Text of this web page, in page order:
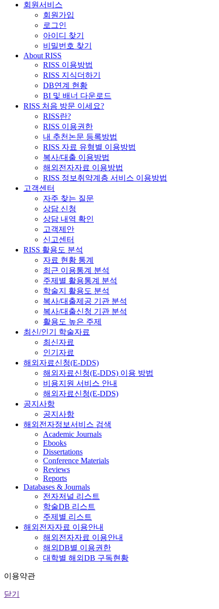
회원서비스
회원가입
로그인
아이디 찾기
비밀번호 찾기
About RISS
RISS 이용방법
RISS 지식더하기
DB연계 현황
BI 및 배너 다운로드
RISS 처음 방문 이세요?
RISS란?
RISS 이용권한
내 추천논문 등록방법
RISS 자료 유형별 이용방법
복사/대출 이용방법
해외전자자료 이용방법
RISS 정보취약계층 서비스 이용방법
고객센터
자주 찾는 질문
상담 신청
상담 내역 확인
고객제안
신고센터
RISS 활용도 분석
자료 현황 통계
최근 이용통계 분석
주제별 활용통계 분석
학술지 활용도 분석
복사/대출제공 기관 분석
복사/대출신청 기관 분석
활용도 높은 주제
최신/인기 학술자료
최신자료
인기자료
해외자료신청(E-DDS)
해외자료신청(E-DDS) 이용 방법
비용지원 서비스 안내
해외자료신청(E-DDS)
공지사항
공지사항
해외전자정보서비스 검색
Academic Journals
Ebooks
Dissertations
Conference Materials
Reviews
Reports
Databases & Journals
전자저널 리스트
학술DB 리스트
주제별 리스트
해외전자자료 이용안내
해외전자자료 이용안내
해외DB별 이용권한
대학별 해외DB 구독현황
이용약관
닫기